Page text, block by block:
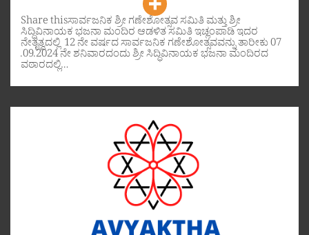
Share thisಸಾರ್ವಜನಿಕ ಶ್ರೀ ಗಣೇಶೋತ್ಸವ ಸಮಿತಿ ಮತ್ತು ಶ್ರೀ
ಸಿದ್ಧಿವಿನಾಯಕ ಭಜನಾ ಮಂದಿರ ಆಡಳಿತ ಸಮಿತಿ ಇಚ್ಲಂಪಾಡಿ ಇದರ
ನೇತೃತ್ವದಲ್ಲಿ 12 ನೇ ವರ್ಷದ ಸಾರ್ವಜನಿಕ ಗಣೇಶೋತ್ಸವವನ್ನು ತಾರೀಕು 07
.09.2024 ನೇ ಶನಿವಾರದಂದು ಶ್ರೀ ಸಿದ್ಧಿವಿನಾಯಕ ಭಜನಾ ಮಂದಿರದ
ವಠಾರದಲ್ಲಿ…